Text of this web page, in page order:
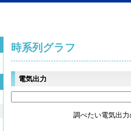
時系列グラフ
電気出力
調べたい電気出